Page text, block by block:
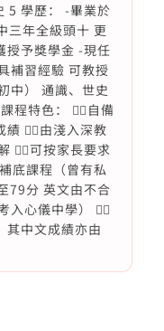
5 學歷： -畢業於
三年全級頭十 更
授予獎學金 -現任
補習經驗 可教授
中） 通識、世史
程特色： 👉🏻自備
👉🏻由淺入深教
👉🏻可按家長要求
底課程（曾有私
79分 英文由不合
心儀中學） 👉🏻
其中文成績亦由